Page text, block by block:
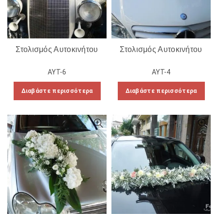
Στολισμός Αυτοκινήτου
ΑΥΤ-6
Διαβάστε περισσότερα
Στολισμός Αυτοκινήτου
ΑΥΤ-4
Διαβάστε περισσότερα